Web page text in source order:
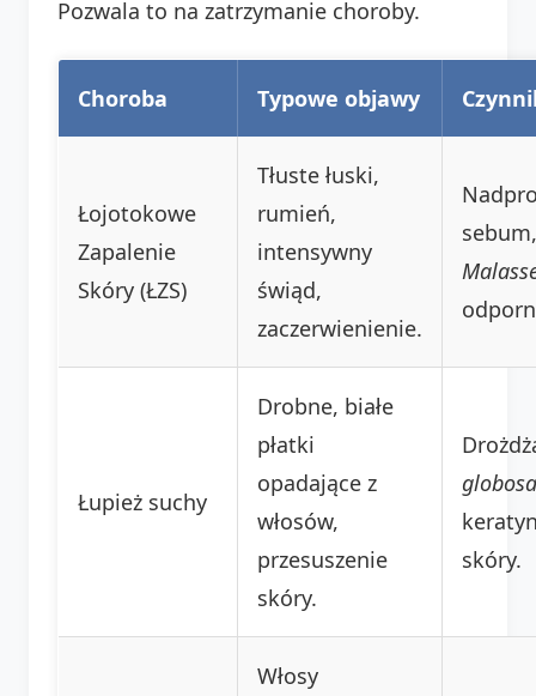
Pozwala to na zatrzymanie choroby.
Choroba Typowe objawy
Łojotokowe
Zapalenie
Skóry (ŁZS)
Tłuste łuski,
rumień,
intensywny
świąd,
zaczerwienienie.
Łupież suchy
Drobne, białe
płatki
opadające z
włosów,
przesuszenie
skóry.
globosa
skóry.
Włosy